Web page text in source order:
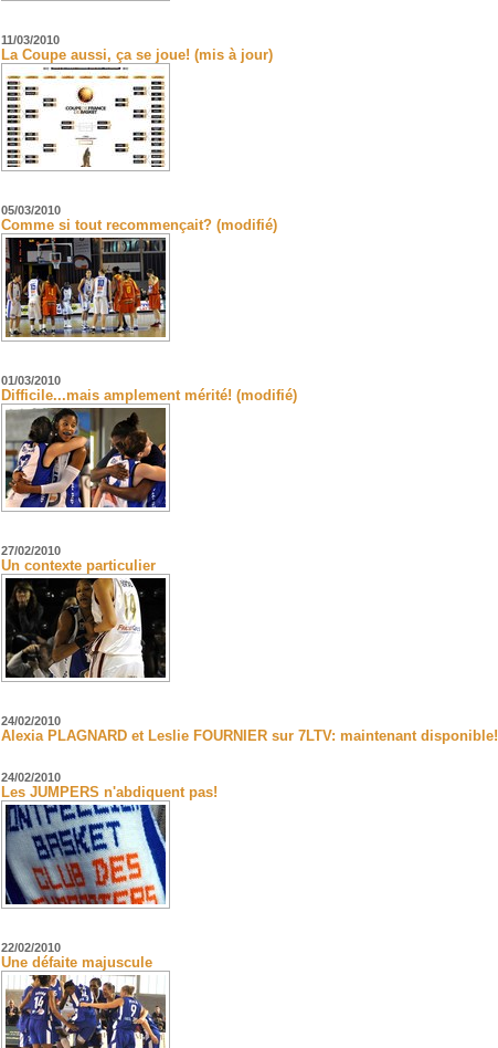
11/03/2010
La Coupe aussi, ça se joue! (mis à jour)
05/03/2010
Comme si tout recommençait? (modifié)
01/03/2010
Difficile...mais amplement mérité! (modifié)
27/02/2010
Un contexte particulier
24/02/2010
Alexia PLAGNARD et Leslie FOURNIER sur 7LTV: maintenant disponible!
24/02/2010
Les JUMPERS n'abdiquent pas!
22/02/2010
Une défaite majuscule